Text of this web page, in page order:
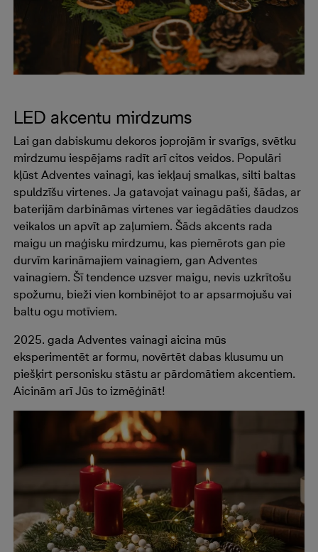
LED akcentu mirdzums
Lai gan dabiskumu dekoros joprojām ir svarīgs, svētku
mirdzumu iespējams radīt arī citos veidos. Populāri
kļūst Adventes vainagi, kas iekļauj smalkas, silti baltas
spuldzīšu virtenes. Ja gatavojat vainagu paši, šādas, ar
baterijām darbināmas virtenes var iegādāties daudzos
veikalos un apvīt ap zaļumiem. Šāds akcents rada
maigu un maģisku mirdzumu, kas piemērots gan pie
durvīm karināmajiem vainagiem, gan Adventes
vainagiem. Šī tendence uzsver maigu, nevis uzkrītošu
spožumu, bieži vien kombinējot to ar apsarmojušu vai
baltu ogu motīviem.
2025. gada Adventes vainagi aicina mūs
eksperimentēt ar formu, novērtēt dabas klusumu un
piešķirt personisku stāstu ar pārdomātiem akcentiem.
Aicinām arī Jūs to izmēģināt!